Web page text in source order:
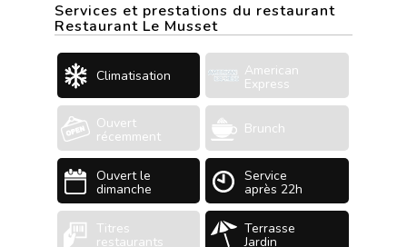
Services et prestations du restaurant
Restaurant Le Musset
Climatisation American
Express
Ouvert
récemment Brunch
Ouvert le
dimanche
Service
après 22h
Titres
restaurants
Terrasse
Jardin